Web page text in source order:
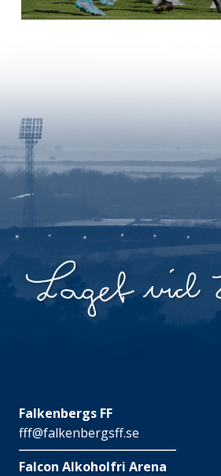
Falkenbergs FF
fff@falkenbergsff.se
Falcon Alkoholfri Arena